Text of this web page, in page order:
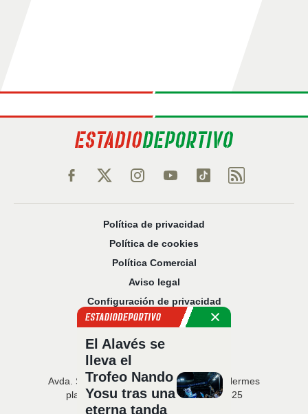
Política de privacidad
Política de cookies
Política Comercial
Aviso legal
Configuración de privacidad
Sobre nosotros
Código Ético
Avda. San Francisco Javier, 22 · Edificio Hermes
planta 5 · 41018 Sevilla · T. 954 216 525
El Alavés se
lleva el
Trofeo Nando
Yosu tras una
eterna tanda